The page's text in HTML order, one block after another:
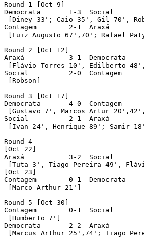
Round 1	[Oct 9]
Democrata	1-3  Social		[Att.: 169]
[Diney 33'; Caio 35', Gil 70',
Contagem	2-1  Araxá		[Att.: 66]
[Luiz Augusto 67',70'; Rafael
Round 2	[Oct 12]
Araxá		3-1  Democrata		[Att.: 811]
[Flávio Torres 10', Edilberto
Social		2-0  Contagem		[Att.: 800]
[Robson]
Round 3	[Oct 17]
Democrata	4-0  Contagem		[Att.: 41]
[Gustavo 7', Marcos Artur
Social		2-1  Araxá		[Att.: 512]
[Ivan 24', Henrique 89'; Samir
Round 4
[Oct 22]
Araxá		3-2  Social		[Att.: 502]
[Tuta 3', Tiago Pereira 49',
[Oct 23]
Contagem	0-1  Democrata		[Att.: 50]
[Marco Arthur 21']
Round 5	[Oct 30]
Contagem	0-1  Social		[Att.: 33]
[Humberto 7']
Democrata	2-2  Araxá		[Att.: 100]
[Marcus Arthur 25',74'; Tiago